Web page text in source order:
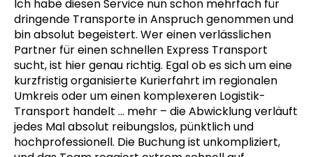
Ich habe diesen Service nun schon mehrfach für
dringende Transporte in Anspruch genommen und
bin absolut begeistert. Wer einen verlässlichen
Partner für einen schnellen Express Transport
sucht, ist hier genau richtig. Egal ob es sich um eine
kurzfristig organisierte Kurierfahrt im regionalen
Umkreis oder um einen komplexeren Logistik-
Transport handelt … mehr – die Abwicklung verläuft
jedes Mal absolut reibungslos, pünktlich und
hochprofessionell. Die Buchung ist unkompliziert,